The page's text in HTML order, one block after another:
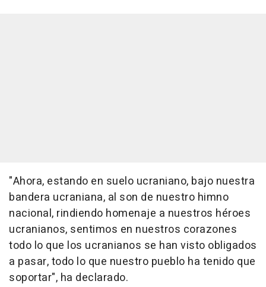
"Ahora, estando en suelo ucraniano, bajo nuestra
bandera ucraniana, al son de nuestro himno
nacional, rindiendo homenaje a nuestros héroes
ucranianos, sentimos en nuestros corazones
todo lo que los ucranianos se han visto obligados
a pasar, todo lo que nuestro pueblo ha tenido que
soportar", ha declarado.